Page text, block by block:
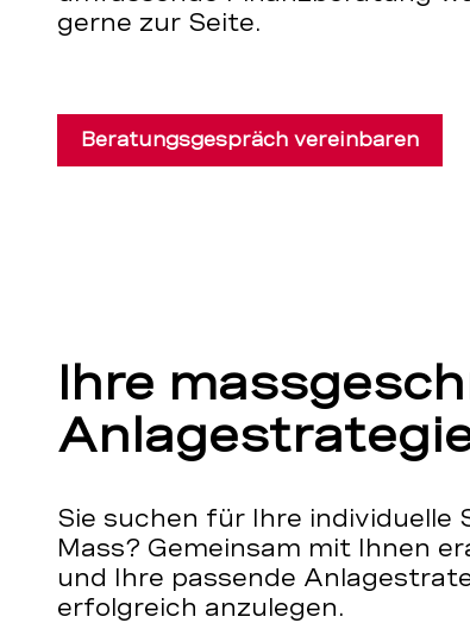
gerne zur Seite.
Beratungsgespräch vereinbaren
Ihre
Sie suchen für Ihre individuelle
Mass? Gemeinsam mit Ihnen
und Ihre passende
erfolgreich anzulegen.